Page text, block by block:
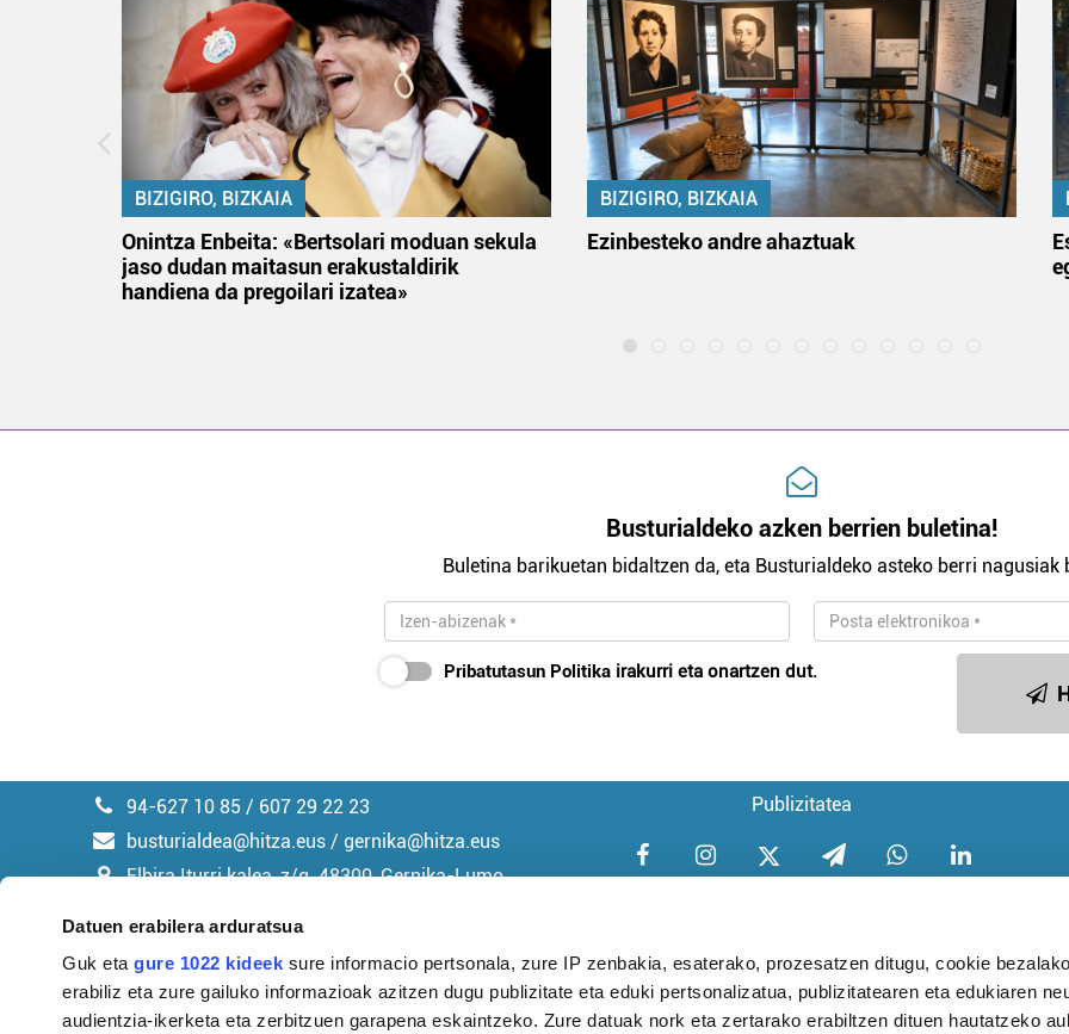
Datuen erabilera arduratsua
Guk etagure 1022 kideek sure informacio pertsonala, zure IP zenbakia, esaterako, prozesatzen ditugu, cookie
erabiliz eta zure gailuko informazioak azitzen dugu publizitate eta eduki pertsonalizatua, publizitatearen eta edukiaren
audientzia-ikerketa eta zerbitzuen garapena eskaintzeko. Zure datuak nork eta zertarako erabiltzen dituen hautatzeko
BIZIGIRO, BIZKAIA
Onintza Enbeita: «Bertsolari moduan sekula
jaso dudan maitasun erakustaldirik
handiena da pregoilari izatea»
BIZIGIRO, BIZKAIA
Ezinbesteko andre ahaztuak
Busturialdeko azken berrien buletina!
Buletina barikuetan bidaltzen da, eta Busturialdeko asteko berri nagusiak
Pribatutasun Politika irakurri eta onartzen dut.
94-627 10 85 / 607 29 22 23
busturialdea@hitza.eus / gernika@hitza.eus
Elbira Iturri kalea, z/g. 48300, Gernika-Lumo
Publizitatea
Argitalpen politika Aniztasun politika Pribatutasun